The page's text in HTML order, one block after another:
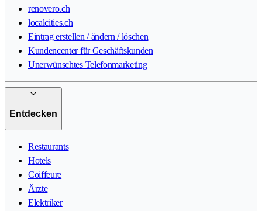
renovero.ch
localcities.ch
Eintrag erstellen / ändern / löschen
Kundencenter für Geschäftskunden
Unerwünschtes Telefonmarketing
Entdecken
Restaurants
Hotels
Coiffeure
Ärzte
Elektriker